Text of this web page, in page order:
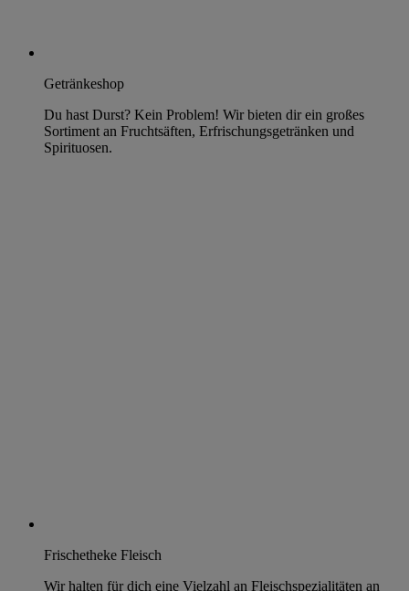
Getränkeshop
Du hast Durst? Kein Problem! Wir bieten dir ein großes
Sortiment an Fruchtsäften, Erfrischungsgetränken und
Spirituosen.
Frischetheke Fleisch
Wir halten für dich eine Vielzahl an Fleischspezialitäten an